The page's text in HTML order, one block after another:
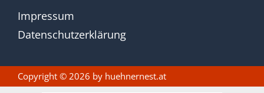
Impressum
Datenschutzerklärung
Copyright © 2026 by huehnernest.at